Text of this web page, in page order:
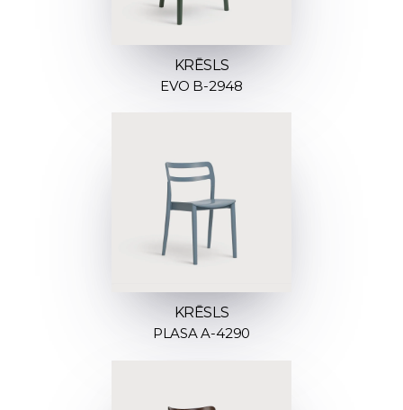
KRĒSLS
EVO B-2948
KRĒSLS
PLASA A-4290